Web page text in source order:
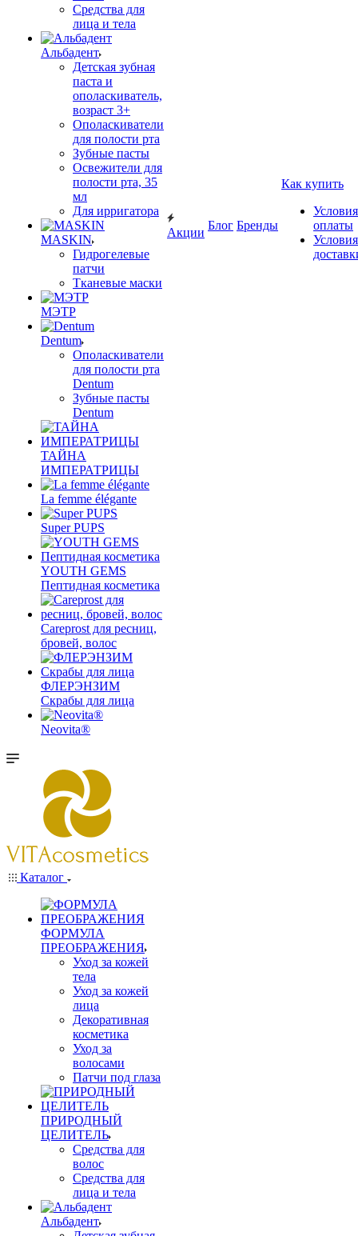
Средства для
лица и тела
Альбадент
Детская зубная
паста и
ополаскиватель,
возраст 3+
Ополаскиватели
для полости рта
Зубные пасты
Освежители для
полости рта, 35
мл
Для ирригатора
MASKIN
Гидрогелевые
патчи
Тканевые маски
МЭТР
Dentum
Ополаскиватели
для полости рта
Dentum
Зубные пасты
Dentum
ТАЙНА
ИМПЕРАТРИЦЫ
La femme élégante
Super PUPS
YOUTH GEMS
Пептидная косметика
Careprost для ресниц,
бровей, волос
ФЛЕРЭНЗИМ
Скрабы для лица
Neovita®
Акции
Блог Бренды
Как купить
Условия
оплаты
Условия
Каталог
ФОРМУЛА
ПРЕОБРАЖЕНИЯ
Уход за кожей
тела
Уход за кожей
лица
Декоративная
косметика
Уход за
волосами
Патчи под глаза
ПРИРОДНЫЙ
ЦЕЛИТЕЛЬ
Средства для
волос
Средства для
лица и тела
Альбадент